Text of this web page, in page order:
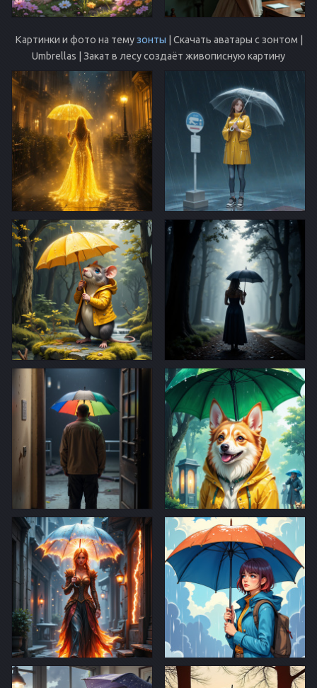
Картинки и фото на темузонты | Скачать аватары с зонтом |
Umbrellas | Закат в лесу создаёт живописную картину